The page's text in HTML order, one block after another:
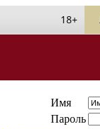
18+
Имя
Пароль